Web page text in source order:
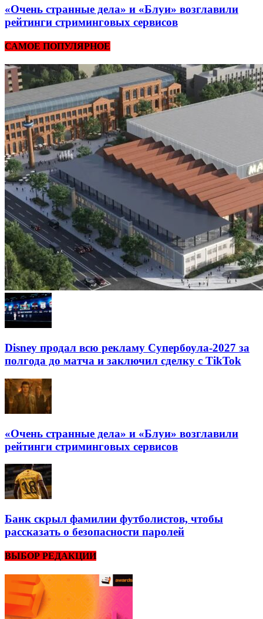
«Очень странные дела» и «Блуи» возглавили
рейтинги стриминговых сервисов
САМОЕ ПОПУЛЯРНОЕ
Disney продал всю рекламу Супербоула-2027 за
полгода до матча и заключил сделку с TikTok
«Очень странные дела» и «Блуи» возглавили
рейтинги стриминговых сервисов
Банк скрыл фамилии футболистов, чтобы
рассказать о безопасности паролей
ВЫБОР РЕДАКЦИИ